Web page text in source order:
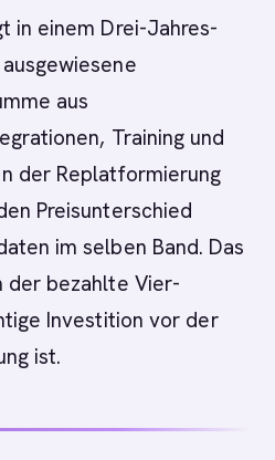
in einem Drei-Jahres-
aus
Training und
der Replatformierung
Preisunterschied
im selben Band. Das
der bezahlte Vier-
Investition vor der
ist.